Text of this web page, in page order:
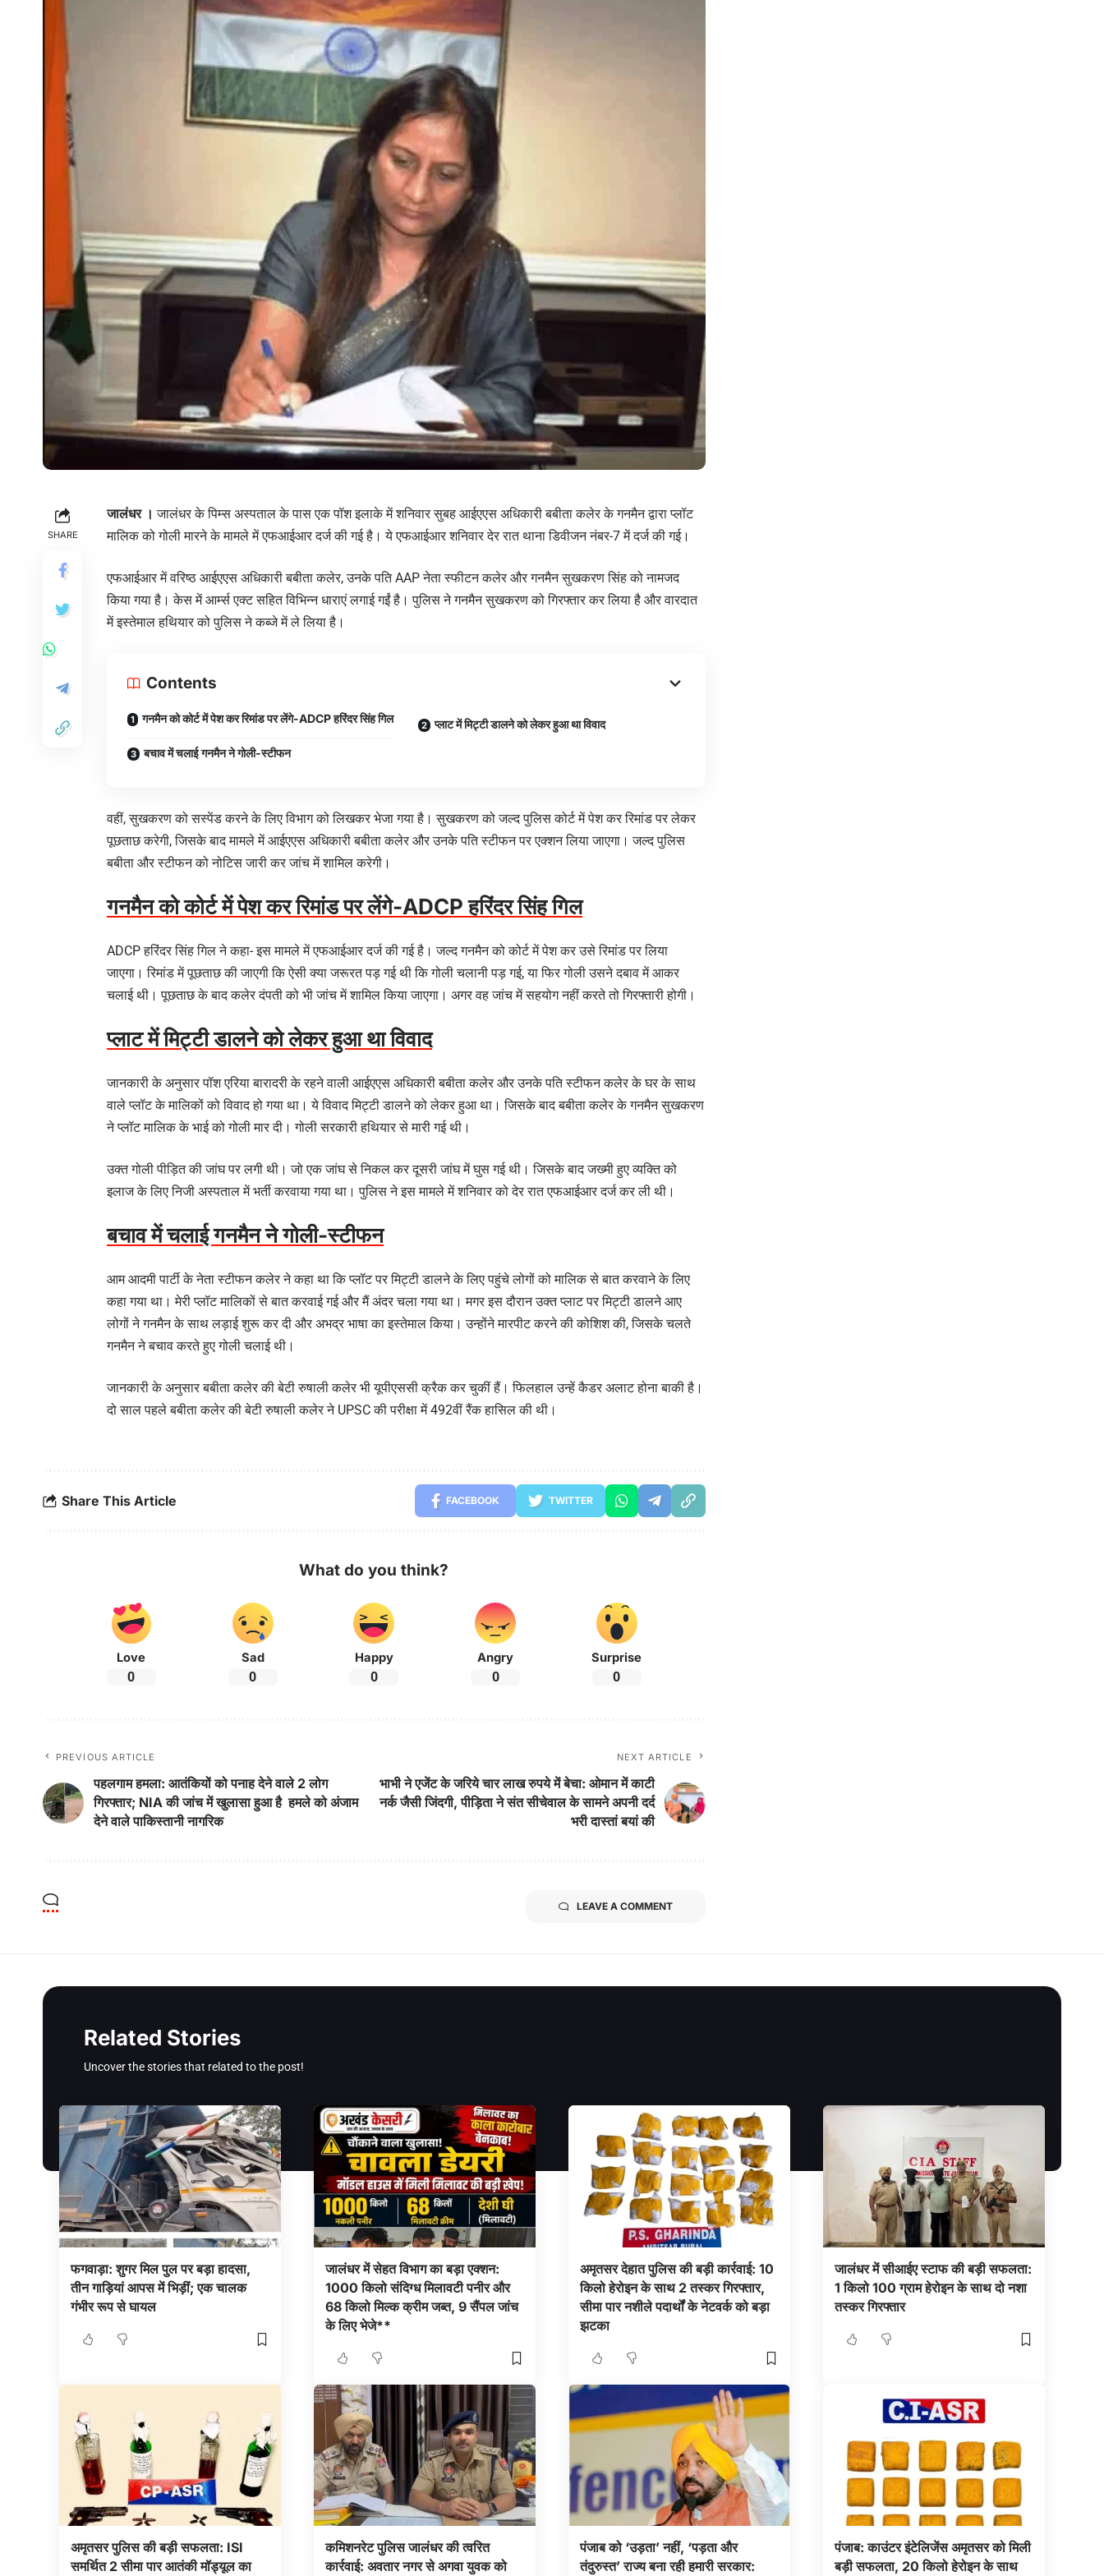
SHARE
जालंधर । जालंधर के पिम्स अस्पताल के पास एक पॉश इलाके में शनिवार सुबह आईएएस अधिकारी बबीता कलेर के गनमैन द्वारा प्लॉट
मालिक को गोली मारने के मामले में एफआईआर दर्ज की गई है। ये एफआईआर शनिवार देर रात थाना डिवीजन नंबर-7 में दर्ज की गई।
एफआईआर में वरिष्ठ आईएएस अधिकारी बबीता कलेर, उनके पति AAP नेता स्फीटन कलेर और गनमैन सुखकरण सिंह को नामजद
किया गया है। केस में आर्म्स एक्ट सहित विभिन्न धाराएं लगाई गईं है। पुलिस ने गनमैन सुखकरण को गिरफ्तार कर लिया है और वारदात
में इस्तेमाल हथियार को पुलिस ने कब्जे में ले लिया है।
Contents
गनमैन को कोर्ट में पेश कर रिमांड पर लेंगे-ADCP हरिंदर सिंह गिल प्लाट में मिट्टी डालने को लेकर हुआ था विवाद
बचाव में चलाई गनमैन ने गोली-स्टीफन
वहीं, सुखकरण को सस्पेंड करने के लिए विभाग को लिखकर भेजा गया है। सुखकरण को जल्द पुलिस कोर्ट में पेश कर रिमांड पर लेकर
पूछताछ करेगी, जिसके बाद मामले में आईएएस अधिकारी बबीता कलेर और उनके पति स्टीफन पर एक्शन लिया जाएगा। जल्द पुलिस
बबीता और स्टीफन को नोटिस जारी कर जांच में शामिल करेगी।
गनमैन को कोर्ट में पेश कर रिमांड पर लेंगे-ADCP हरिंदर सिंह गिल
ADCP हरिंदर सिंह गिल ने कहा- इस मामले में एफआईआर दर्ज की गई है। जल्द गनमैन को कोर्ट में पेश कर उसे रिमांड पर लिया
जाएगा। रिमांड में पूछताछ की जाएगी कि ऐसी क्या जरूरत पड़ गई थी कि गोली चलानी पड़ गई, या फिर गोली उसने दबाव में आकर
चलाई थी। पूछताछ के बाद कलेर दंपती को भी जांच में शामिल किया जाएगा। अगर वह जांच में सहयोग नहीं करते तो गिरफ्तारी होगी।
प्लाट में मिट्टी डालने को लेकर हुआ था विवाद
जानकारी के अनुसार पॉश एरिया बारादरी के रहने वाली आईएएस अधिकारी बबीता कलेर और उनके पति स्टीफन कलेर के घर के साथ
वाले प्लॉट के मालिकों को विवाद हो गया था। ये विवाद मिट्टी डालने को लेकर हुआ था। जिसके बाद बबीता कलेर के गनमैन सुखकरण
ने प्लॉट मालिक के भाई को गोली मार दी। गोली सरकारी हथियार से मारी गई थी।
उक्त गोली पीड़ित की जांघ पर लगी थी। जो एक जांघ से निकल कर दूसरी जांघ में घुस गई थी। जिसके बाद जख्मी हुए व्यक्ति को
इलाज के लिए निजी अस्पताल में भर्ती करवाया गया था। पुलिस ने इस मामले में शनिवार को देर रात एफआईआर दर्ज कर ली थी।
बचाव में चलाई गनमैन ने गोली-स्टीफन
आम आदमी पार्टी के नेता स्टीफन कलेर ने कहा था कि प्लॉट पर मिट्टी डालने के लिए पहुंचे लोगों को मालिक से बात करवाने के लिए
कहा गया था। मेरी प्लॉट मालिकों से बात करवाई गई और मैं अंदर चला गया था। मगर इस दौरान उक्त प्लाट पर मिट्टी डालने आए
लोगों ने गनमैन के साथ लड़ाई शुरू कर दी और अभद्र भाषा का इस्तेमाल किया। उन्होंने मारपीट करने की कोशिश की, जिसके चलते
गनमैन ने बचाव करते हुए गोली चलाई थी।
जानकारी के अनुसार बबीता कलेर की बेटी रुषाली कलेर भी यूपीएससी क्रैक कर चुकीं हैं। फिलहाल उन्हें कैडर अलाट होना बाकी है।
दो साल पहले बबीता कलेर की बेटी रुषाली कलेर ने UPSC की परीक्षा में 492वीं रैंक हासिल की थी।
Share This Article FACEBOOK TWITTER
What do you think?
Love
0
Sad
0
Happy
0
Angry
0
Surprise
0
PREVIOUS ARTICLE
पहलगाम हमला: आतंकियों को पनाह देने वाले 2 लोग
गिरफ्तार; NIA की जांच में खुलासा हुआ है हमले को अंजाम
देने वाले पाकिस्तानी नागरिक
NEXT ARTICLE
भाभी ने एजेंट के जरिये चार लाख रुपये में बेचा: ओमान में काटी
नर्क जैसी जिंदगी, पीड़िता ने संत सीचेवाल के सामने अपनी दर्द
भरी दास्तां बयां की
LEAVE A COMMENT
Related Stories
Uncover the stories that related to the post!
फगवाड़ा: शुगर मिल पुल पर बड़ा हादसा,
तीन गाड़ियां आपस में भिड़ीं; एक चालक
गंभीर रूप से घायल
जालंधर में सेहत विभाग का बड़ा एक्शन:
1000 किलो संदिग्ध मिलावटी पनीर और
68 किलो मिल्क क्रीम जब्त, 9 सैंपल जांच
के लिए भेजे**
अमृतसर देहात पुलिस की बड़ी कार्रवाई: 10
किलो हेरोइन के साथ 2 तस्कर गिरफ्तार,
सीमा पार नशीले पदार्थों के नेटवर्क को बड़ा
झटका
जालंधर में सीआईए स्टाफ की बड़ी सफलता:
1 किलो 100 ग्राम हेरोइन के साथ दो नशा
तस्कर गिरफ्तार
अमृतसर पुलिस की बड़ी सफलता: ISI
समर्थित 2 सीमा पार आतंकी मॉड्यूल का
कमिशनरेट पुलिस जालंधर की त्वरित
कार्रवाई: अवतार नगर से अगवा युवक को
पंजाब को ‘उड़ता’ नहीं, ‘पड़ता और
तंदुरुस्त’ राज्य बना रही हमारी सरकार:
पंजाब: काउंटर इंटेलिजेंस अमृतसर को मिली
बड़ी सफलता, 20 किलो हेरोइन के साथ